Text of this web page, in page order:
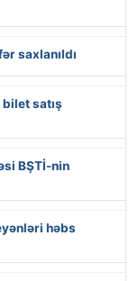
saxlanıldı
satış
BŞTİ-nin
həbs